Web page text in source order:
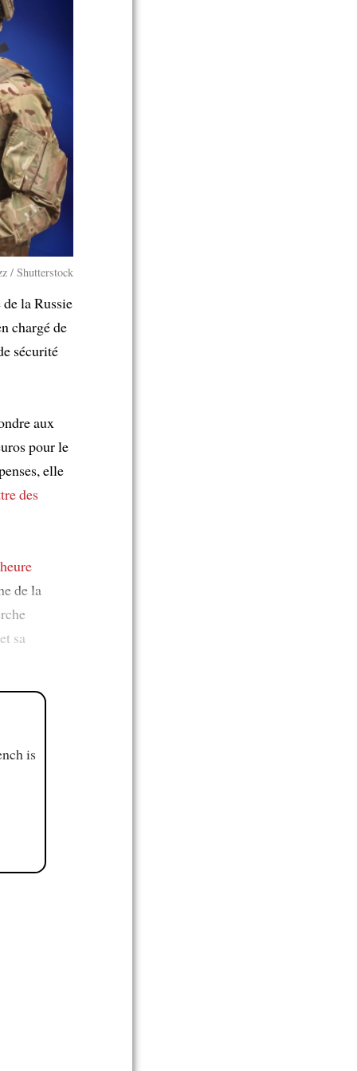
/ Shutterstock
la Russie
chargé de
sécurité
aux
pour le
elle
des
de la
sa
is